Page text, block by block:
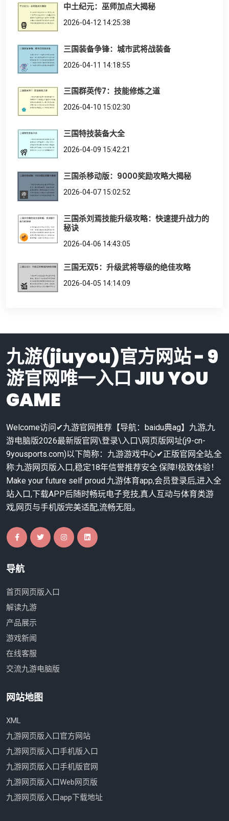
中土纪元：巫师加点大揭秘
2026-04-12 14:25:38
三国装备争锋：城市武将战装备
2026-04-11 14:18:55
三国群英传7：技能修炼之道
2026-04-10 15:02:30
三国特技装备大全
2026-04-09 15:42:21
三国杀移动版：9000奖励攻略大揭秘
2026-04-07 15:02:52
三国杀刘焉技能升级攻略：快速提升战力的
秘诀
2026-04-06 14:43:05
三国无双5：升级武将等级的绝佳攻略
2026-04-05 14:14:09
九游(jiuyou)官方网站 - 9
游官网唯一入口 JIU YOU
GAME
Welcome访问✔九游官网推荐【导航：baidu典ag】九游,九
游电脑版2026最新版官网\登录\入口\网页版网址(j9-cn-
9yousports.com)以下简称：九游游戏中心✔正版官网全站,全
称:九游网页版入口,稳定18年信誉推荐安全.保障!极致体验！
Make your future self proud.九游体育app,会员登录后,进入全
站入口,下载APP后随时畅玩电子竞技,真人互动与体育类游
戏,网页与手机版完美适配,流畅无阻。
导航
首页网页版入口
解读九游
产品展示
游戏新闻
在线客服
交流九游电脑版
网站地图
XML
九游网页版入口官方网站
九游网页版入口手机版入口
九游网页版入口手机版官网
九游网页版入口Web网页版
九游网页版入口app下载地址